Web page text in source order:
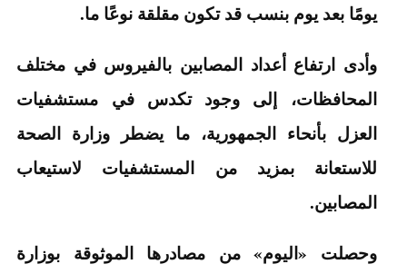
يومًا بعد يوم بنسب قد تكون مقلقة نوعًا ما.
وأدى ارتفاع أعداد المصابين بالفيروس في مختلف
المحافظات، إلى وجود تكدس في مستشفيات
العزل بأنحاء الجمهورية، ما يضطر وزارة الصحة
للاستعانة بمزيد من المستشفيات لاستيعاب
المصابين.
وحصلت «اليوم» من مصادرها الموثوقة بوزارة